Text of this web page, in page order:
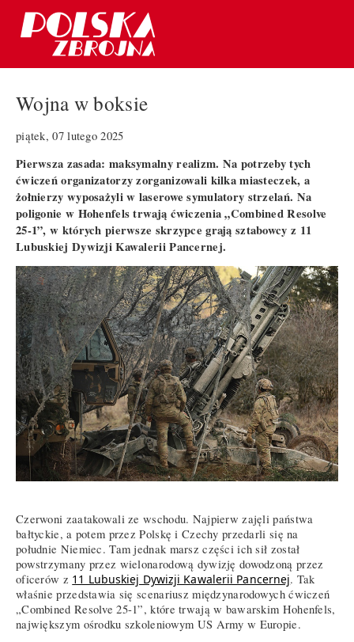
Wojna w boksie
piątek, 07 lutego 2025
Pierwsza zasada: maksymalny realizm. Na potrzeby tych
ćwiczeń organizatorzy zorganizowali kilka miasteczek, a
żołnierzy wyposażyli w laserowe symulatory strzelań. Na
poligonie w Hohenfels trwają ćwiczenia „Combined Resolve
25-1”, w których pierwsze skrzypce grają sztabowcy z 11
Lubuskiej Dywizji Kawalerii Pancernej.
Czerwoni zaatakowali ze wschodu. Najpierw zajęli państwa
bałtyckie, a potem przez Polskę i Czechy przedarli się na
południe Niemiec. Tam jednak marsz części ich sił został
powstrzymany przez wielonarodową dywizję dowodzoną przez
oficerów z 11 Lubuskiej Dywizji Kawalerii Pancernej. Tak
właśnie przedstawia się scenariusz międzynarodowych ćwiczeń
„Combined Resolve 25-1”, które trwają w bawarskim Hohenfels,
największym ośrodku szkoleniowym US Army w Europie.